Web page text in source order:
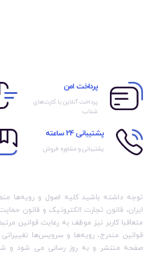
پرداخت امن
پرداخت آنلاین با کارت‌های
شتاب
پشتیبانی 24 ساعته
پشتیبانی و مشاوره فروش
توجه داشته باشید کلیه اصول و رویه‏‌ها
ایران، قانون تجارت الکترونیک و قانون
متعاقبا کاربر نیز موظف به رعایت قوانین
قوانین مندرج، رویه‏‌ها و سرویس‏‌ها
صفحه منتشر و به روز رسانی می شود و